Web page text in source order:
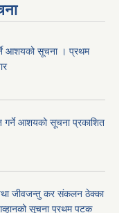
आशयको सूचना । प्रथम
गर्ने आशयको सूचना प्रकाशित
जीवजन्तु कर संकलन ठेक्का
सूचना प्रथम पटक